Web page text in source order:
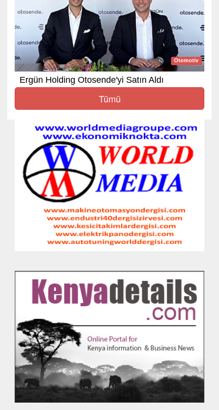
Otomotiv
Ergün Holding Otosende'yi Satın Aldı
Tümü